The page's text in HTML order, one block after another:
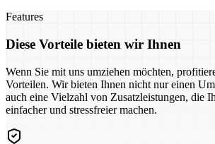
Features
Diese Vorteile bieten wir Ihnen
Wenn Sie mit uns umziehen möchten,
Vorteilen. Wir bieten Ihnen nicht nur einen
auch eine Vielzahl von Zusatzleistungen, die
einfacher und stressfreier machen.